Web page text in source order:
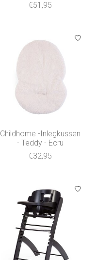
€51,95
Childhome -Inlegkussen
- Teddy - Ecru
€32,95